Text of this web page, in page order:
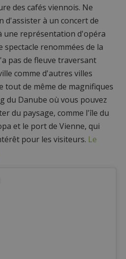
des cafés viennois. Ne
d'assister à un concert de
une représentation d'opéra
spectacle renommées de la
pas de fleuve traversant
comme d'autres villes
tout de même de magnifiques
du Danube où vous pouvez
du paysage, comme l'île du
et le port de Vienne, qui
pour les visiteurs. Le